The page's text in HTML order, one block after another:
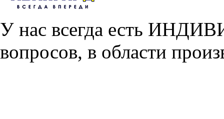
У нас всегда есть
вопросов, в области